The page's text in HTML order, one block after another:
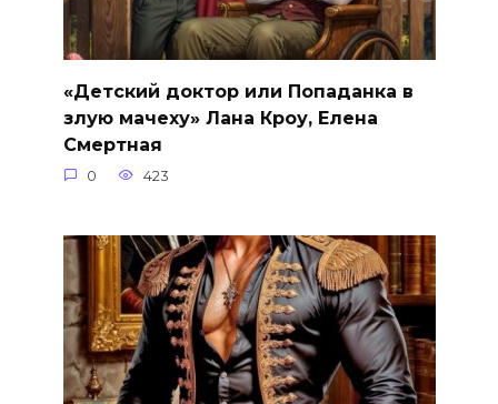
«Детский доктор или Попаданка в
злую мачеху» Лана Кроу, Елена
Смертная
0 423